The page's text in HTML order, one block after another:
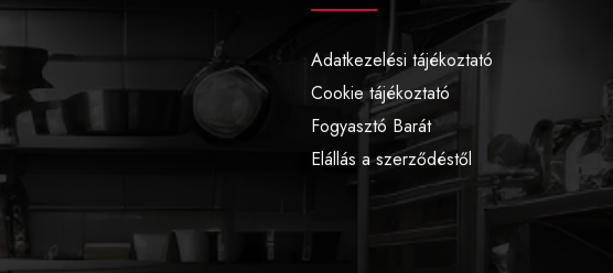
Adatkezelési tájékoztató
Cookie tájékoztató
Fogyasztó Barát
Elállás a szerződéstől